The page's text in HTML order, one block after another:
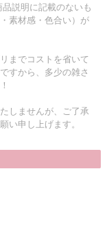
説明に記載のないも
素材感・色合い）が
までコストを省いて
すから、多少の雑さ
しませんが、ご了承
い申し上げます。